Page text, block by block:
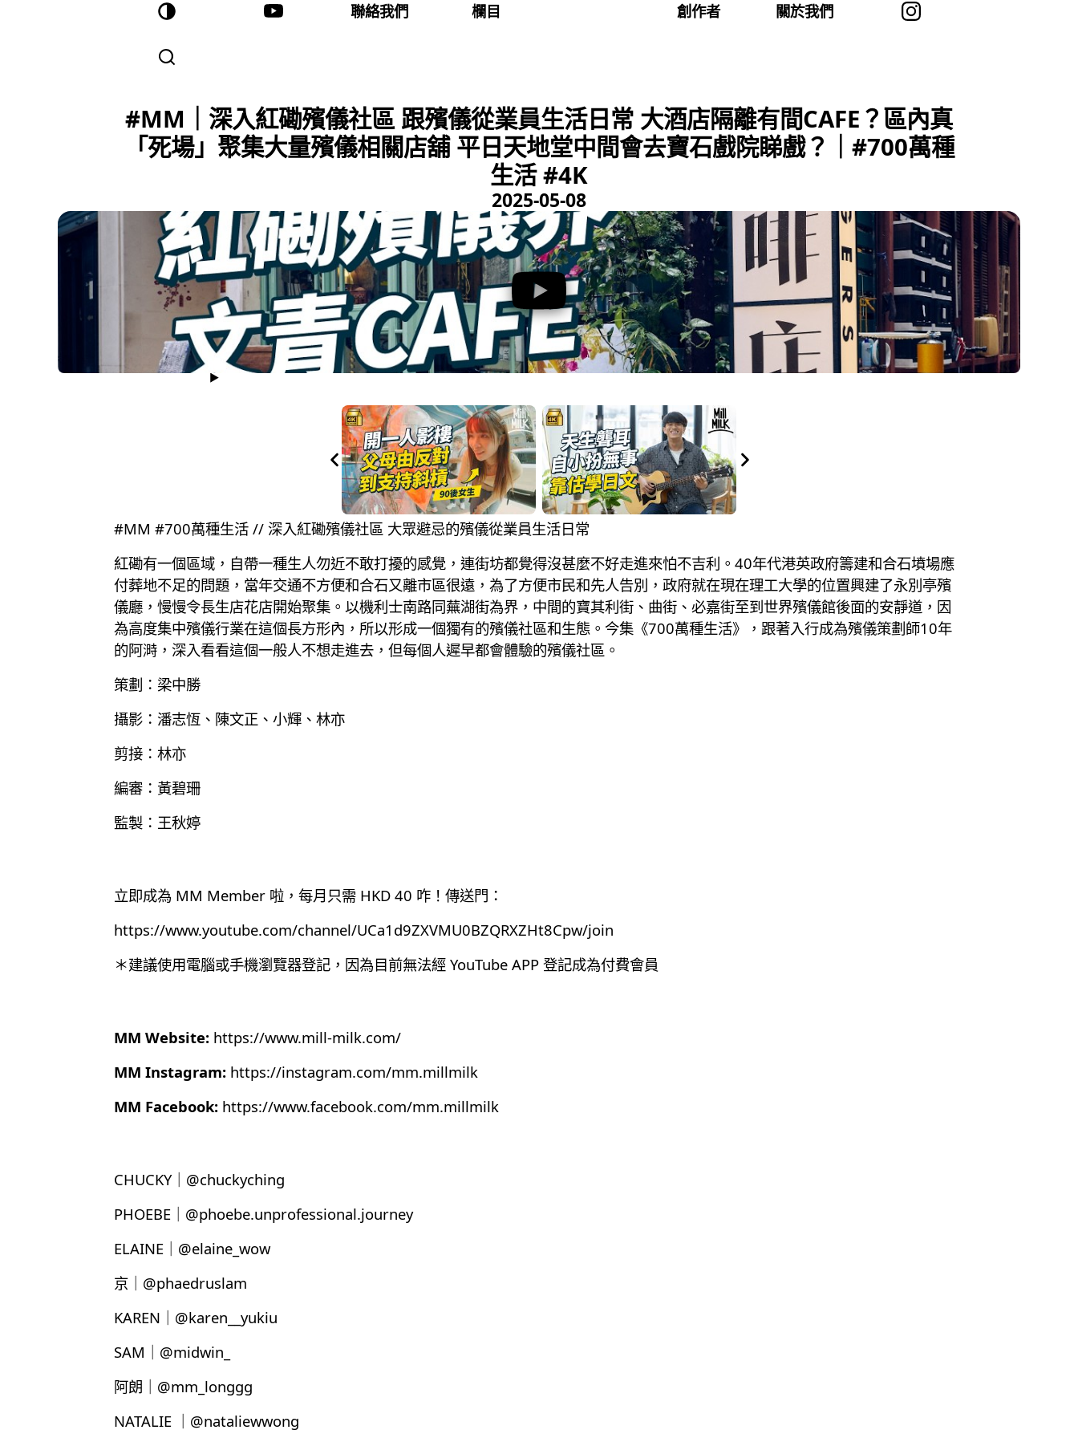
聯絡我們 欄目 創作者 關於我們
#MM｜深入紅磡殯儀社區 跟殯儀從業員生活日常 大酒店隔離有間CAFE？區內真
「死場」聚集大量殯儀相關店舖 平日天地堂中間會去寶石戲院睇戲？｜#700萬種
生活 #4K
2025-05-08
#MM #700萬種生活 // 深入紅磡殯儀社區 大眾避忌的殯儀從業員生活日常
紅磡有一個區域，自帶一種生人勿近不敢打擾的感覺，連街坊都覺得沒甚麼不好走進來怕不吉利。40年代港英政府籌建和合石墳場應
付葬地不足的問題，當年交通不方便和合石又離市區很遠，為了方便市民和先人告別，政府就在現在理工大學的位置興建了永別亭殯
儀廳，慢慢令長生店花店開始聚集。以機利士南路同蕪湖街為界，中間的寶其利街、曲街、必嘉街至到世界殯儀館後面的安靜道，因
為高度集中殯儀行業在這個長方形內，所以形成一個獨有的殯儀社區和生態。今集《700萬種生活》，跟著入行成為殯儀策劃師10年
的阿溡，深入看看這個一般人不想走進去，但每個人遲早都會體驗的殯儀社區。
策劃：梁中勝
攝影：潘志恆、陳文正、小輝、林亦
剪接：林亦
編審：黃碧珊
監製：王秋婷
立即成為 MM Member 啦，每月只需 HKD 40 咋！傳送門：
https://www.youtube.com/channel/UCa1d9ZXVMU0BZQRXZHt8Cpw/join
＊建議使用電腦或手機瀏覽器登記，因為目前無法經 YouTube APP 登記成為付費會員
MM Website: https://www.mill-milk.com/
MM Instagram: https://instagram.com/mm.millmilk
MM Facebook: https://www.facebook.com/mm.millmilk
CHUCKY｜@chuckyching
PHOEBE｜@phoebe.unprofessional.journey
ELAINE｜@elaine_wow
京｜@phaedruslam
KAREN｜@karen__yukiu
SAM｜@midwin_
阿朗｜@mm_longgg
NATALIE ｜@nataliewwong